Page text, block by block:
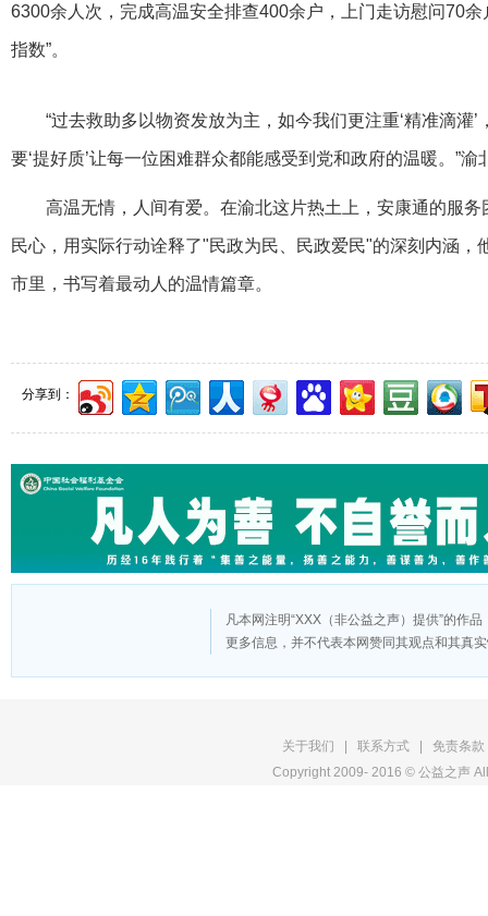
6300余人次，完成高温安全排查400余户，上门走访慰问70余
指数”。
“过去救助多以物资发放为主，如今我们更注重‘精准滴灌’
要‘提好质’让每一位困难群众都能感受到党和政府的温暖。”
高温无情，人间有爱。在渝北这片热土上，安康通的服
民心，用实际行动诠释了"民政为民、民政爱民"的深刻内涵，
市里，书写着最动人的温情篇章。
分享到：
凡本网注明“XXX（非公益之声）提供”的作
更多信息，并不代表本网赞同其观点和其真
关于我们 | 联系方式 |
免责条款
Copyright 2009- 2016 © 公益之声